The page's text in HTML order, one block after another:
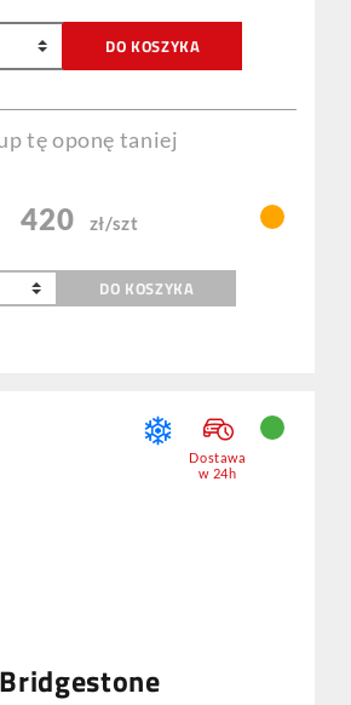
DO KOSZYKA
tę oponę taniej
420 zł/szt
DO KOSZYKA
Bridgestone
Dostawa
w 24h